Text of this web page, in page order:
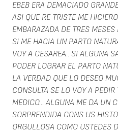
EBEB ERA DEMACIADO
ASI QUE RE TRISTE ME
EMBARAZADA DE TRES
SI ME HACIA UN PARTO
VOY A CESAREA.. SI ALGUNA
PODER LOGRAR EL PARTO
LA VERDAD QUE LO DESEO
CONSULTA SE LO VOY A
MEDICO... ALGUNA ME DA UN
SORPRENDIDA CONS US
ORGULLOSA COMO USTEDES